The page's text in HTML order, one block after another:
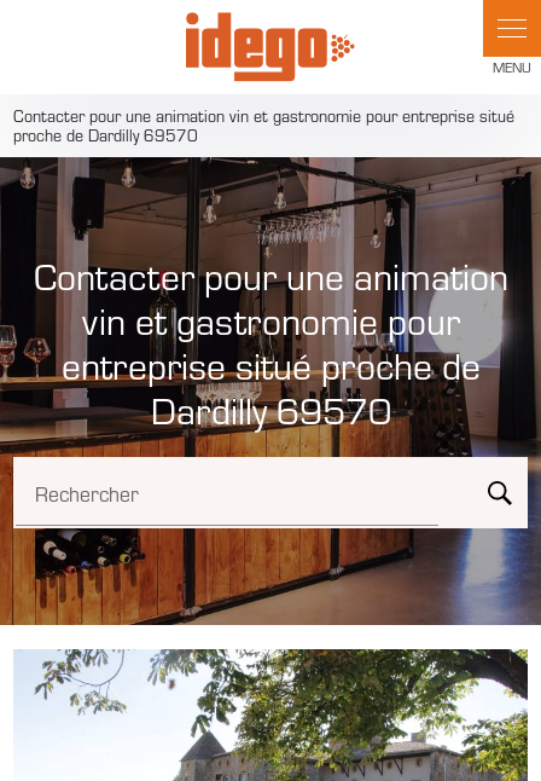
Contacter pour une animation vin et gastronomie pour entreprise situé
proche de Dardilly 69570
Contacter pour une animation
vin et gastronomie pour
entreprise situé proche de
Dardilly 69570
Rechercher
Panneau de gestion des cookies